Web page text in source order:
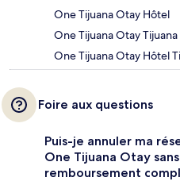
One Tijuana Otay Hôtel
One Tijuana Otay Tijuana
One Tijuana Otay Hôtel
Foire aux questions
Puis-je annuler ma
One Tijuana Otay
remboursement